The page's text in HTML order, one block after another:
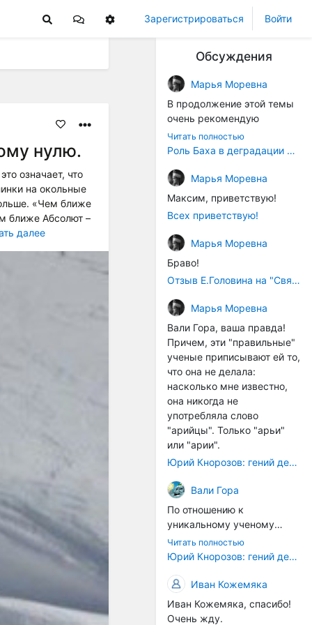
Зарегистрироваться Войти
нулю.
означает, что
на окольные
«Чем ближе
ближе Абсолют –
далее
Обсуждения
Марья Моревна
В продолжение этой темы
очень рекомендую
книжечку "Музыка в
истории культуры" (автор -
Аллегро-Пресс, 1994 год).
Вот некоторые выдержки:
"...Звуковысотная шкала в
музыке древних греков
строилась в соответствии с
найденными опытным
путём частотными
интервалов (т.е.
расстояний между
тонами): чистой квинты
(3:2), чистой кварты (4:3) и
октавы (2:1). Эти
интервалы соотнесены в
настройке так называемой
"Лиры Орфея". ... Иным
смыслом наделена
идеальная
более позднего
европейского способа
градуирования высотной
шкалы. В его основе лежит
открытие частичных тонов.
... В такой системе часть
содержит в себе целое, т.е.
все остальные части и
закон их соотношения. Не
часть есть проекция
целого (как в звуковой
Читать полностью
Роль Баха в деградации музыки
Марья Моревна
Максим, приветствую!
Всех приветствую!
Марья Моревна
Браво!
Отзыв Е.Головина на "Священную Артанию" (2005)
Марья Моревна
Вали Гора, ваша правда!
Причем, эти "правильные"
ученые приписывают ей то,
что она не делала:
насколько мне известно,
она никогда не
употребляла слово
"арийцы". Только "арьи"
или "арии".
Юрий Кнорозов: гений дешифровки
Вали Гора
По отношению к
уникальному ученому
Светлане Жарниковой
были применены схожие
защитила кандидатскую
диссертацию (ей даже
хотели сразу дать
Читать полностью
Юрий Кнорозов: гений дешифровки
Иван Кожемяка
Иван Кожемяка, спасибо!
Очень жду.